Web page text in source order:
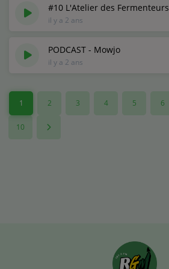
#10 L'Atelier des Fermenteurs
il y a 2 ans
PODCAST - Mowjo
il y a 2 ans
1 2 3 4 5 6
10